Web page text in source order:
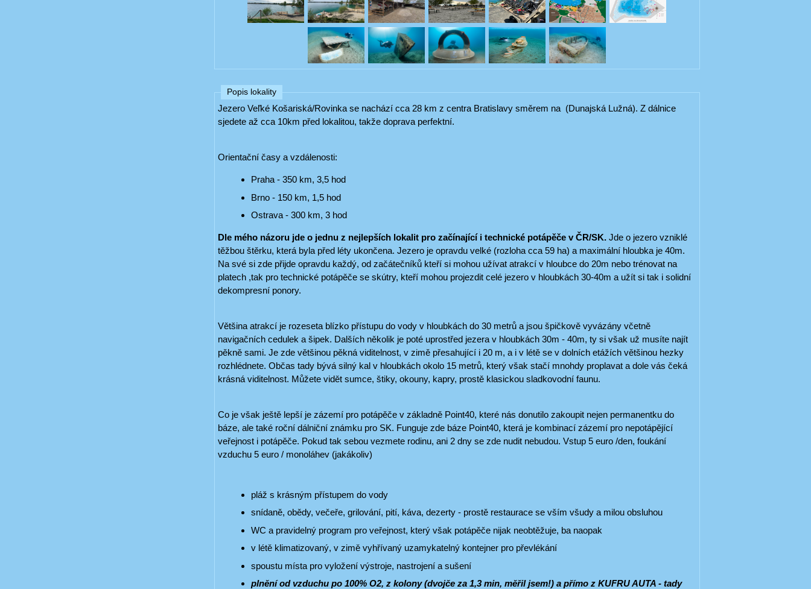
Popis lokality
Jezero Veľké Košariská/Rovinka se nachází cca 28 km z centra Bratislavy směrem na (Dunajská Lužná). Z dálnice
sjedete až cca 10km před lokalitou, takže doprava perfektní.
Orientační časy a vzdálenosti:
Praha - 350 km, 3,5 hod
Brno - 150 km, 1,5 hod
Ostrava - 300 km, 3 hod
Dle mého názoru jde o jednu z nejlepších lokalit pro začínající i technické potápěče v ČR/SK. Jde o jezero vzniklé
těžbou štěrku, která byla před léty ukončena. Jezero je opravdu velké (rozloha cca 59 ha) a maximální hloubka je 40m.
Na své si zde přijde opravdu každý, od začátečníků kteří si mohou užívat atrakcí v hloubce do 20m nebo trénovat na
platech ,tak pro technické potápěče se skútry, kteří mohou projezdit celé jezero v hloubkách 30-40m a užít si tak i solidní
dekompresní ponory.
Většina atrakcí je rozeseta blízko přístupu do vody v hloubkách do 30 metrů a jsou špičkově vyvázány včetně
navigačních cedulek a šipek. Dalších několik je poté uprostřed jezera v hloubkách 30m - 40m, ty si však už musíte najít
pěkně sami. Je zde většinou pěkná viditelnost, v zimě přesahující i 20 m, a i v létě se v dolních etážích většinou hezky
rozhlédnete. Občas tady bývá silný kal v hloubkách okolo 15 metrů, který však stačí mnohdy proplavat a dole vás čeká
krásná viditelnost. Můžete vidět sumce, štiky, okouny, kapry, prostě klasickou sladkovodní faunu.
Co je však ještě lepší je zázemí pro potápěče v základně Point40, které nás donutilo zakoupit nejen permanentku do
báze, ale také roční dálniční známku pro SK. Funguje zde báze Point40, která je kombinací zázemí pro nepotápějící
veřejnost i potápěče. Pokud tak sebou vezmete rodinu, ani 2 dny se zde nudit nebudou. Vstup 5 euro /den, foukání
vzduchu 5 euro / monoláhev (jakákoliv)
pláž s krásným přístupem do vody
snídaně, obědy, večeře, grilování, pití, káva, dezerty - prostě restaurace se vším všudy a milou obsluhou
WC a pravidelný program pro veřejnost, který však potápěče nijak neobtěžuje, ba naopak
v létě klimatizovaný, v zimě vyhřívaný uzamykatelný kontejner pro převlékání
spoustu místa pro vyložení výstroje, nastrojení a sušení
plnění od vzduchu po 100% O2, z kolony (dvojče za 1,3 min, měřil jsem!) a přímo z KUFRU AUTA - tady